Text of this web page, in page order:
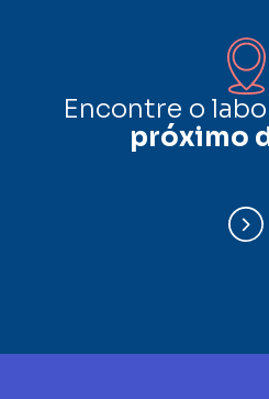
Encontre o
próximo